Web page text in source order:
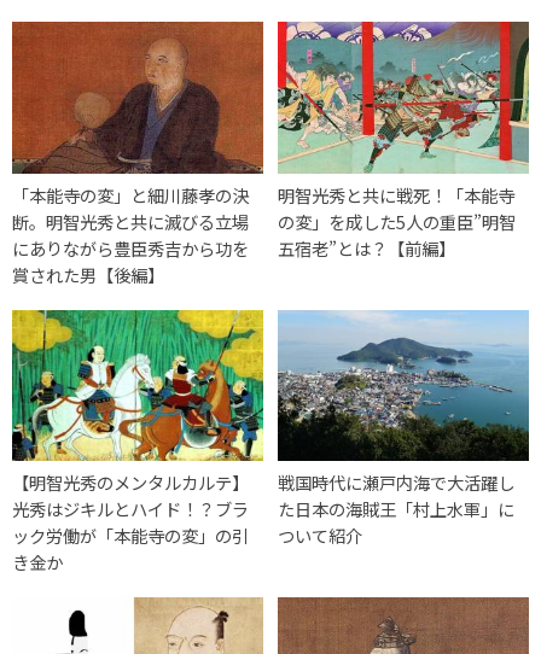
「本能寺の変」と細川藤孝の決
断。明智光秀と共に滅びる立場
にありながら豊臣秀吉から功を
賞された男【後編】
明智光秀と共に戦死！「本能寺
の変」を成した5人の重臣”明智
五宿老”とは？【前編】
【明智光秀のメンタルカルテ】
光秀はジキルとハイド！？ブラ
ック労働が「本能寺の変」の引
き金か
戦国時代に瀬戸内海で大活躍し
た日本の海賊王「村上水軍」に
ついて紹介